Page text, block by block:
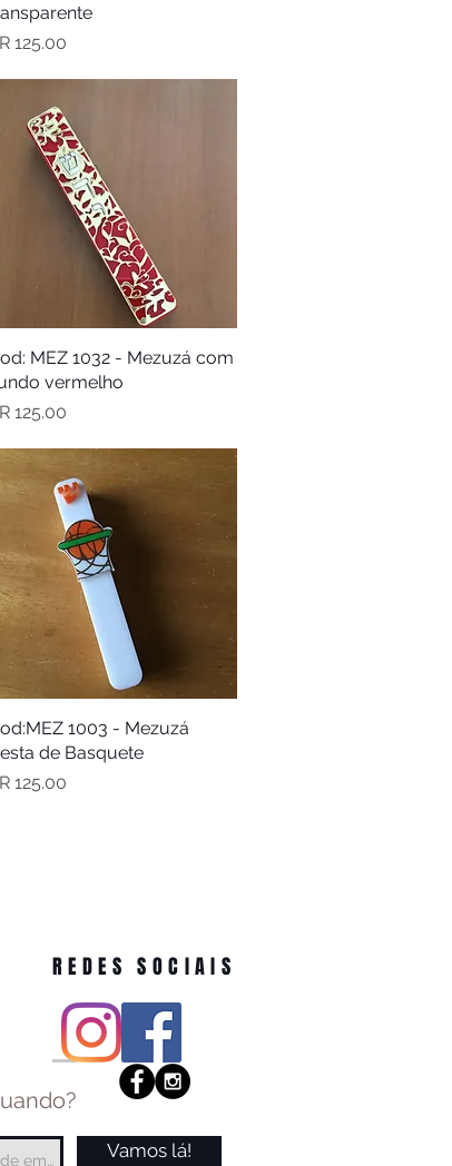
מחיר
תצוגה מהירה
MEZ 1032 - Mezuzá com
vermelho.
מחיר
תצוגה מהירה
1003 - Mezuzá
de Basquete
מחיר
REDES SOCIAIS
Vamos lá!